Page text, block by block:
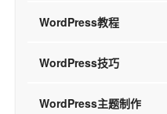
WordPress教程
WordPress技巧
WordPress主题制作